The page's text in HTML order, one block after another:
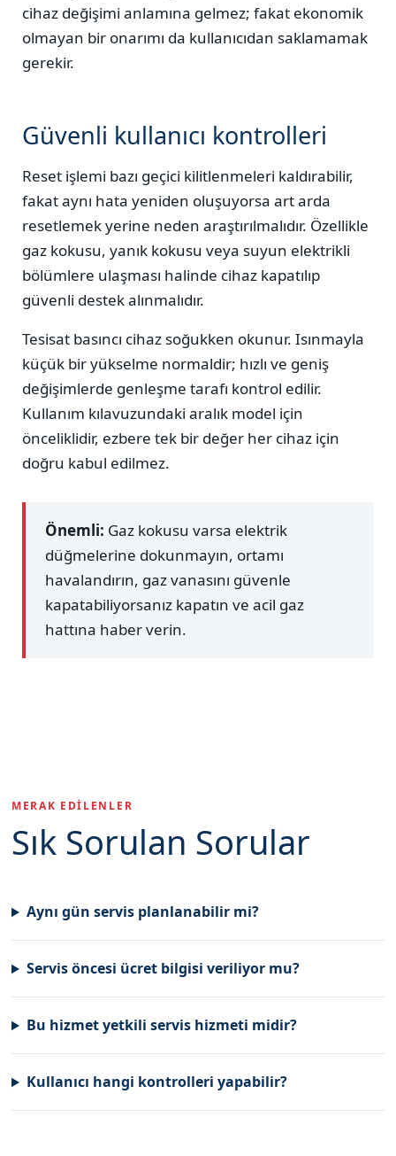
cihaz değişimi anlamına gelmez; fakat ekonomik
olmayan bir onarımı da kullanıcıdan saklamamak
gerekir.
Güvenli kullanıcı kontrolleri
Reset işlemi bazı geçici kilitlenmeleri kaldırabilir,
fakat aynı hata yeniden oluşuyorsa art arda
resetlemek yerine neden araştırılmalıdır. Özellikle
gaz kokusu, yanık kokusu veya suyun elektrikli
bölümlere ulaşması halinde cihaz kapatılıp
güvenli destek alınmalıdır.
Tesisat basıncı cihaz soğukken okunur. Isınmayla
küçük bir yükselme normaldir; hızlı ve geniş
değişimlerde genleşme tarafı kontrol edilir.
Kullanım kılavuzundaki aralık model için
önceliklidir, ezbere tek bir değer her cihaz için
doğru kabul edilmez.
Önemli: Gaz kokusu varsa elektrik
düğmelerine dokunmayın, ortamı
havalandırın, gaz vanasını güvenle
kapatabiliyorsanız kapatın ve acil gaz
hattına haber verin.
MERAK EDILENLER
Sık Sorulan Sorular
Aynı gün servis planlanabilir mi?
Servis öncesi ücret bilgisi veriliyor mu?
Bu hizmet yetkili servis hizmeti midir?
Kullanıcı hangi kontrolleri yapabilir?